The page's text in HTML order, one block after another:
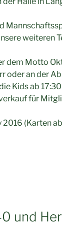
weiteren
dem Motto
oder an der
Kids ab
für
(Karten
und